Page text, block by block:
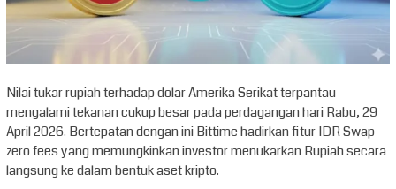
Nilai tukar rupiah terhadap dolar Amerika Serikat terpantau
mengalami tekanan cukup besar pada perdagangan hari Rabu, 29
April 2026. Bertepatan dengan ini Bittime hadirkan fitur IDR Swap
zero fees yang memungkinkan investor menukarkan Rupiah secara
langsung ke dalam bentuk aset kripto.